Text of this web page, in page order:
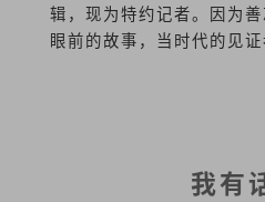
辑，现为特约记者。因为
眼前的故事，当时代的见证
我有